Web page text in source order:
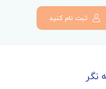
ثبت نام کنید
نگر